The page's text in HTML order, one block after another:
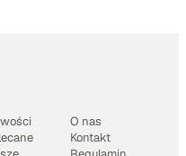
O nas
Kontakt